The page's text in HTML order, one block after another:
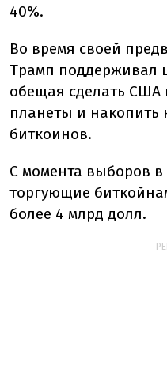
40%.
Во время своей
Трамп поддерживал
обещая сделать США
планеты и
биткоинов.
С момента выборов
торгующие
более 4 млрд долл.